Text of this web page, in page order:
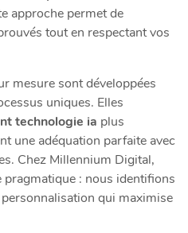
approche permet de
tout en respectant vos
mesure sont développées
uniques. Elles
technologie ia plus
une adéquation parfaite avec
Chez Millennium Digital,
: nous identifions
qui maximise